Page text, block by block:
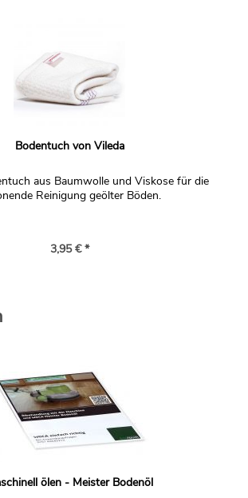
Bodentuch von Vileda
aus Baumwolle und Viskose für die
Reinigung geölter Böden.
3,95 € *
ölen - Meister Bodenöl